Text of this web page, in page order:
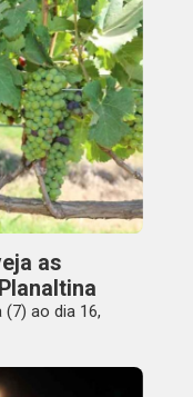
as
ao dia 16,